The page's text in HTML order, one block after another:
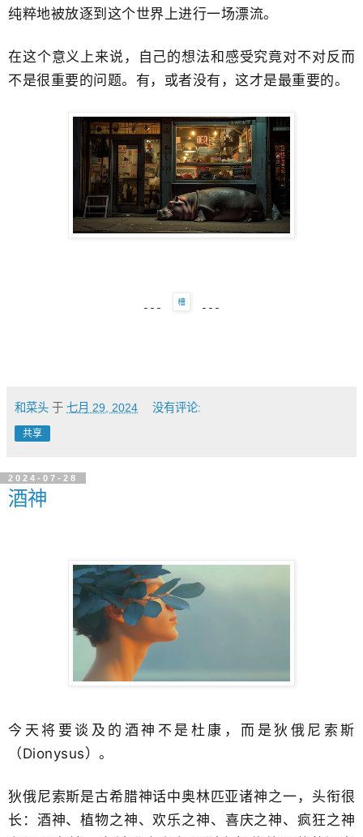
纯粹地被放逐到这个世界上进行一场​漂流。
在这个意义上来说，自己的想法和感受究竟对不对反而
不是很重要的问题。有，或者没有，这才是最重要的。
--- ---
和菜头 于 七月 29, 2024 没有评论:
共享
2024-07-28
酒神
今天将要谈及的酒神不是杜康，而是狄俄尼索斯
（Dionysus）。
狄俄尼索斯是古希腊神话中奥林匹亚诸神之一，​头衔很
长： 酒神、植物之神、欢乐之神、喜庆之神、疯狂之神